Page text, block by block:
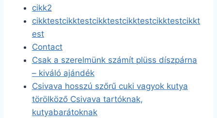
cikk2
cikktestcikktestcikktestcikktestcikktestcikkt
est
Contact
Csak a szerelmünk számít plüss díszpárna
– kiváló ajándék
Csivava hosszú szőrű cuki vagyok kutya
törölköző Csivava tartóknak,
kutyabarátoknak